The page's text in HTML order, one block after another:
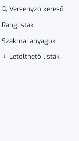
Versenyző kereső
Ranglisták
Szakmai anyagok
Letölthető listák